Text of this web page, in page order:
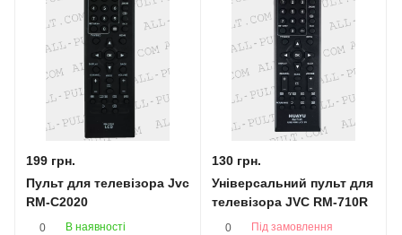
199 грн.
Пульт для телевізора Jvc
RM-C2020
0 В наявності
130 грн.
Універсальний пульт для
телевізора JVC RM-710R
0 Під замовлення